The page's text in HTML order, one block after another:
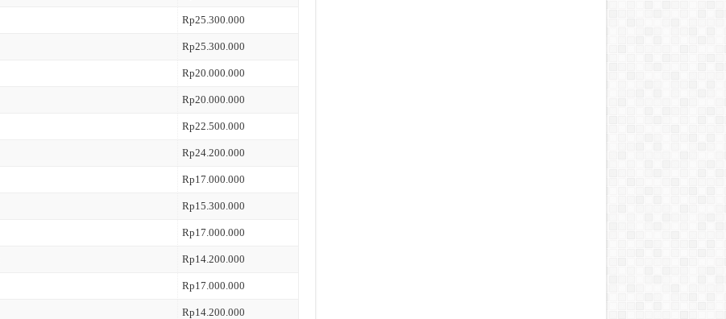
Rp25.300.000
Rp25.300.000
Rp20.000.000
Rp20.000.000
Rp22.500.000
Rp24.200.000
Rp17.000.000
Rp15.300.000
Rp17.000.000
Rp14.200.000
Rp17.000.000
Rp14.200.000